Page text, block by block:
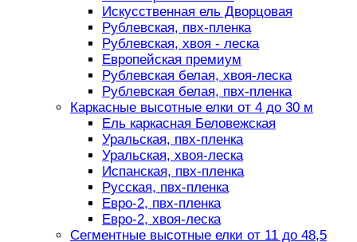
Искусственная ель Дворцовая
Рублевская, пвх-пленка
Рублевская, хвоя - леска
Европейская премиум
Рублевская белая, хвоя-леска
Рублевская белая, пвх-пленка
Каркасные высотные елки от 4 до 30 м
Ель каркасная Беловежская
Уральская, пвх-пленка
Уральская, хвоя-леска
Испанская, пвх-пленка
Русская, пвх-пленка
Евро-2, пвх-пленка
Евро-2, хвоя-леска
Сегментные высотные елки от 11 до 48,5